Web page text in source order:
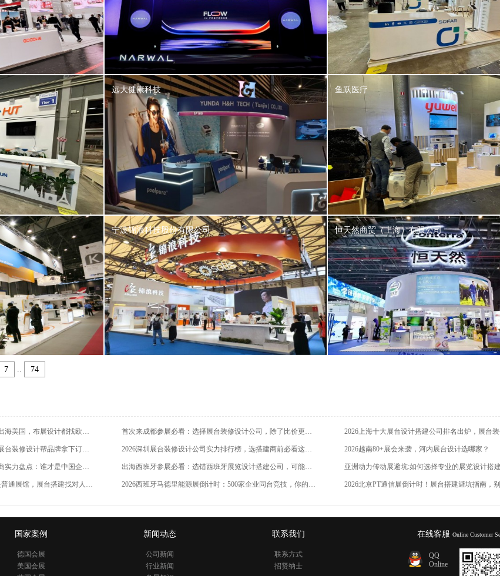
远大健康科技 鱼跃医疗
宁波锦浪科技股份有限公司 恒天然商贸（上海）有限公司
7 .. 74
一问到底：为什么中国头部企业出海美国，布展设计都找欧马腾？ 首次来成都参展必看：选择展台装修设计公司，除了比价更重要的是查验这3项硬资质
深圳会展圈黑马欧马腾：如何用展台装修设计帮品牌拿下订单？ 2026深圳展台装修设计公司实力排行榜，选搭建商前必看这篇避坑指南 2026越南80+展会来袭，河内展台设计选哪家？
波兰展览展台设计搭建十大服务商实力盘点：谁才是中国企业出海中东欧的最优解？ 出海西班牙参展必看：选错西班牙展览设计搭建公司，可能白白损失几十万还拿不到欧盟入场券 亚洲动力传动展避坑:如何选择专业的展览设计搭
2026服贸会9月开幕！首钢园不是普通展馆，展台搭建找对人才是省钱 2026西班牙马德里能源展倒计时：500家企业同台竞技，你的展台设计选对了吗？
国家案例
德国会展
美国会展
新闻动态
公司新闻
行业新闻
联系我们
联系方式
招贤纳士
在线客服 Online Customer
QQ
Online